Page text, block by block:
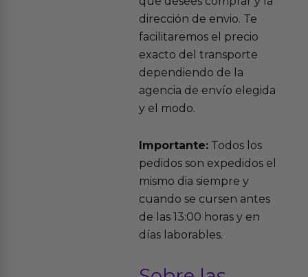
dirección de envio. Te
facilitaremos el precio
exacto del transporte
dependiendo de la
agencia de envío elegida
y el modo.
Importante:Todos los
pedidos son expedidos el
mismo dia siempre y
cuando se cursen antes
de las 13:00 horas y en
días laborables.